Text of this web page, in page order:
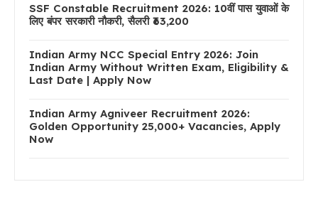
SSF Constable Recruitment 2026: 10वीं पास युवाओं के
लिए बंपर सरकारी नौकरी, सैलरी ₹63,200
Indian Army NCC Special Entry 2026: Join
Indian Army Without Written Exam, Eligibility &
Last Date | Apply Now
Indian Army Agniveer Recruitment 2026:
Golden Opportunity 25,000+ Vacancies, Apply
Now